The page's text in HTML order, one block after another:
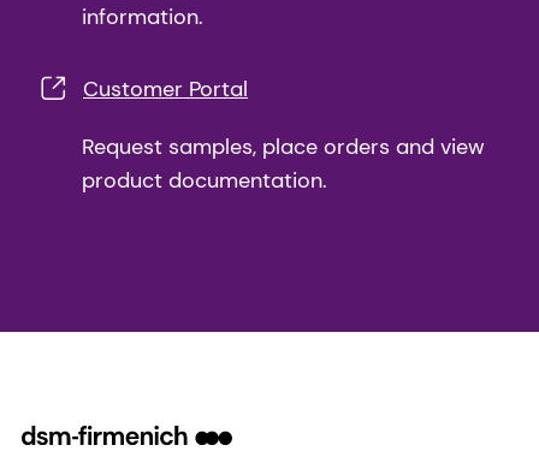
information.
Customer Portal
Request samples, place orders and view
product documentation.